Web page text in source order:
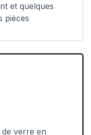
et quelques
pièces
verre en